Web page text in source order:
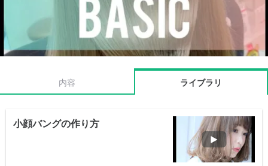
内容 ライブラリ
小顔バングの作り方